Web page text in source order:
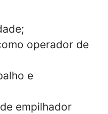
operador de
e
empilhador